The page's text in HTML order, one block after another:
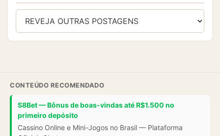
CONTEÚDO RECOMENDADO
S8Bet — Bônus de boas-vindas até R$1.500 no
primeiro depósito
Cassino Online e Mini-Jogos no Brasil — Plataforma